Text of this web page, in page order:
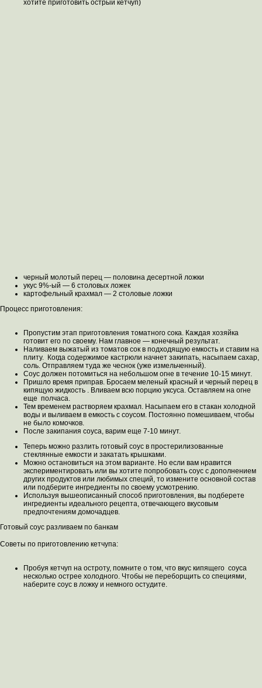
хотите приготовить острый кетчуп)
черный молотый перец — половина десертной ложки
укус 9%-ый — 6 столовых ложек
картофельный крахмал — 2 столовые ложки
Процесс приготовления:
Пропустим этап приготовления томатного сока. Каждая хозяйка
готовит его по своему. Нам главное — конечный результат.
Наливаем выжатый из томатов сок в подходящую емкость и ставим на
плиту. Когда содержимое кастрюли начнет закипать, насыпаем сахар,
соль. Отправляем туда же чеснок (уже измельченный).
Соус должен потомиться на небольшом огне в течение 10-15 минут.
Пришло время приправ. Бросаем меленый красный и черный перец в
кипящую жидкость . Вливаем всю порцию уксуса. Оставляем на огне
еще полчаса.
Тем временем растворяем крахмал. Насыпаем его в стакан холодной
воды и выливаем в емкость с соусом. Постоянно помешиваем, чтобы
не было комочков.
После закипания соуса, варим еще 7-10 минут.
Теперь можно разлить готовый соус в простерилизованные
стеклянные емкости и закатать крышками.
Можно остановиться на этом варианте. Но если вам нравится
экспериментировать или вы хотите попробовать соус с дополнением
других продуктов или любимых специй, то измените основной состав
или подберите ингредиенты по своему усмотрению.
Используя вышеописанный способ приготовления, вы подберете
ингредиенты идеального рецепта, отвечающего вкусовым
предпочтениям домочадцев.
Готовый соус разливаем по банкам
Советы по приготовлению кетчупа:
Пробуя кетчуп на остроту, помните о том, что вкус кипящего соуса
несколько острее холодного. Чтобы не переборщить со специями,
наберите соус в ложку и немного остудите.